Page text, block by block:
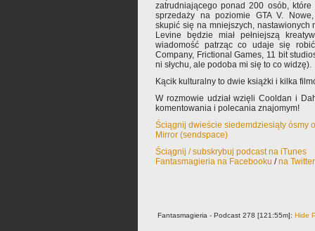
zatrudniającego ponad 200 osób,
sprzedaży na poziomie GTA V.
skupić się na mniejszych, nastawionych
Levine będzie miał pełniejszą
wiadomość patrząc co udaje się
Company, Frictional Games, 11 bit
ni słychu, ale podoba mi się to co widzę).
Kącik kulturalny to dwie książki i kilka
W rozmowie udział wzięli Cooldan i
komentowania i polecania znajomym!
Ściągnij dwieście siedemdziesiąty ósmy
Mirror (sendspace)
Ściągnij / subskrybuj podcast na iTunes
Fantasmagieria na Facebooku /na
Fantasmagieria - Podcast 278 [121:55m]: Hide